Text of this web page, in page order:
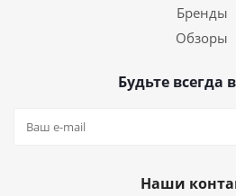
Бренды
Обзоры
Будьте всегда
Наши